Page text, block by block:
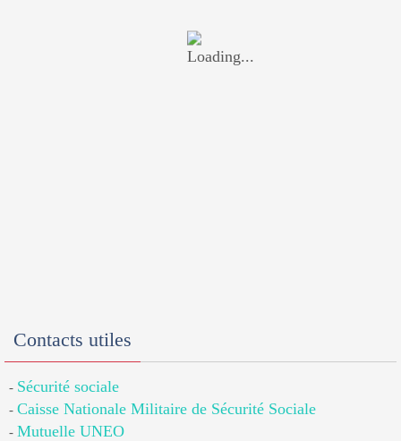
Contacts utiles
- Sécurité sociale
- Caisse Nationale Militaire de Sécurité Sociale
- Mutuelle UNEO